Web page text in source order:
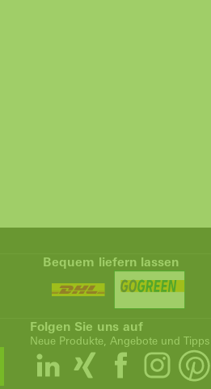
Bequem liefern lassen
Folgen Sie uns auf
Neue Produkte, Angebote und Tipps